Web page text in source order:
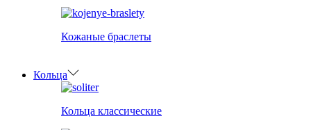
Кожаные браслеты
Кольца
Кольца классические